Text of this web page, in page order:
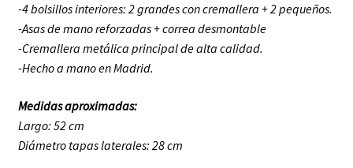
-4 bolsillos interiores: 2 grandes con cremallera + 2 pequeños.
-Asas de mano reforzadas + correa desmontable
-Cremallera metálica principal de alta calidad.
-Hecho a mano en Madrid.
Medidas aproximadas:
Largo: 52 cm
Diámetro tapas laterales: 28 cm